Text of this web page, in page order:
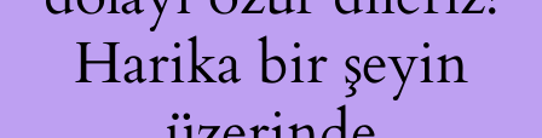
Harika bir şeyin